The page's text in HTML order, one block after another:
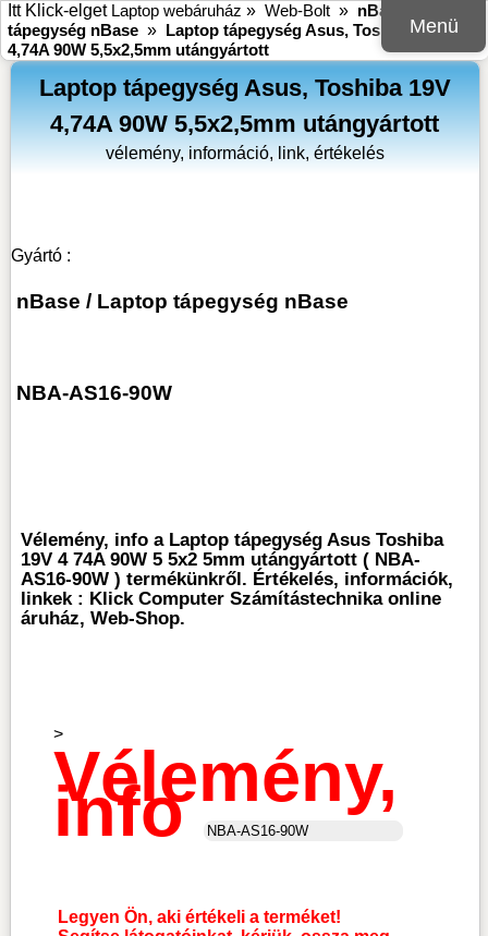
Menü
Itt Klick-elget Laptop webáruház » Web-Bolt » nBase
tápegység nBase » Laptop tápegység Asus, Toshiba 19V
4,74A 90W 5,5x2,5mm utángyártott
Laptop tápegység Asus, Toshiba 19V
4,74A 90W 5,5x2,5mm utángyártott
vélemény, információ, link, értékelés
Gyártó :
nBase / Laptop tápegység nBase
NBA-AS16-90W
Vélemény, info a Laptop tápegység Asus Toshiba
19V 4 74A 90W 5 5x2 5mm utángyártott ( NBA-
AS16-90W ) termékünkről. Értékelés, információk,
linkek : Klick Computer Számítástechnika online
áruház, Web-Shop.
>
Vélemény,
info
Legyen Ön, aki értékeli a terméket!